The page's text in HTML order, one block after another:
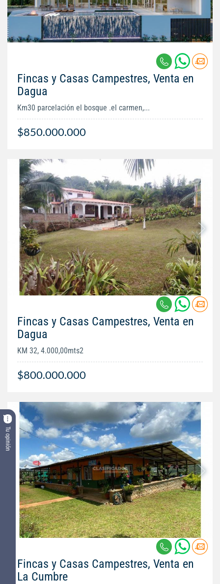
Tu opinión
Fincas y Casas Campestres, Venta en
Dagua
Km30 parcelación el bosque .el carmen,...
$850.000.000
Fincas y Casas Campestres, Venta en
Dagua
KM 32, 4.000,00mts2
$800.000.000
Fincas y Casas Campestres, Venta en
La Cumbre